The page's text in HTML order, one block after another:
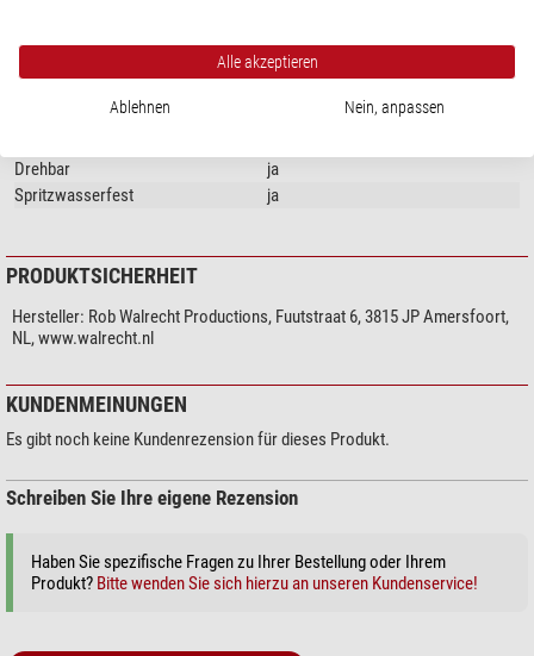
20°N
Drehbar
ja
Spritzwasserfest
ja
PRODUKTSICHERHEIT
Hersteller: Rob Walrecht Productions, Fuutstraat 6, 3815 JP Amersfoort,
NL, www.walrecht.nl
KUNDENMEINUNGEN
Es gibt noch keine Kundenrezension für dieses Produkt.
Schreiben Sie Ihre eigene Rezension
Haben Sie spezifische Fragen zu Ihrer Bestellung oder Ihrem
Produkt? Bitte wenden Sie sich hierzu an unseren Kundenservice!
Alle akzeptieren
Ablehnen Nein, anpassen